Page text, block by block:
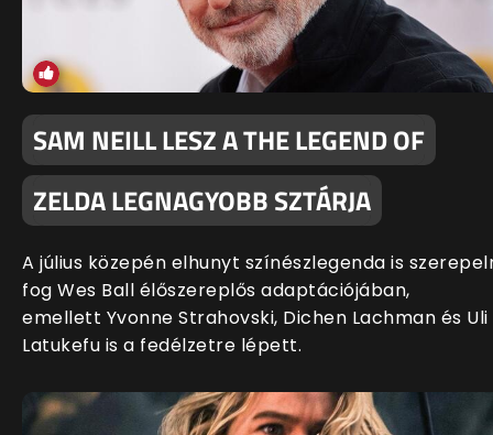
SAM NEILL LESZ A THE LEGEND OF
ZELDA LEGNAGYOBB SZTÁRJA
A július közepén elhunyt színészlegenda is
fog Wes Ball élőszereplős adaptációjában,
emellett Yvonne Strahovski, Dichen Lachman és Uli
Latukefu is a fedélzetre lépett.